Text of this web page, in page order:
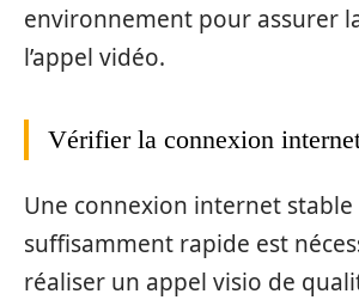
environnement pour assurer
l’appel vidéo.
Vérifier la connexion
Une connexion internet stable
suffisamment rapide est
réaliser un appel visio de